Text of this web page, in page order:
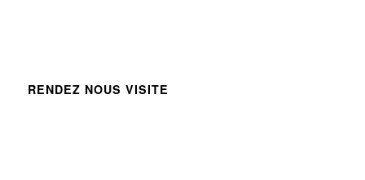
RENDEZ NOUS VISITE